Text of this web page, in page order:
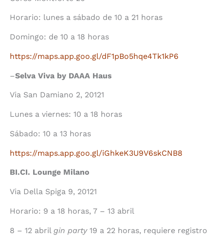
Horario: lunes a sábado de 10 a 21 horas
Domingo: de 10 a 18 horas
https://maps.app.goo.gl/dF1pBo5hqe4Tk1kP6
–Selva Viva by DAAA Haus
Via San Damiano 2, 20121
Lunes a viernes: 10 a 18 horas
Sábado: 10 a 13 horas
https://maps.app.goo.gl/iGhkeK3U9V6skCNB8
BI.CI. Lounge Milano
Via Della Spiga 9, 20121
Horario: 9 a 18 horas, 7 – 13 abril
8 – 12 abril gin party19 a 22 horas, requiere registro